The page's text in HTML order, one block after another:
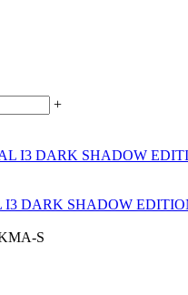
+
I3 DARK SHADOW
S